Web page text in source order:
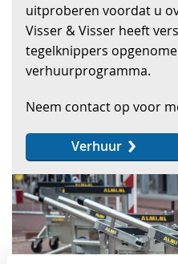
uitproberen voordat u
Visser & Visser heeft
tegelknippers
verhuurprogramma.
Neem contact op voor
Verhuur